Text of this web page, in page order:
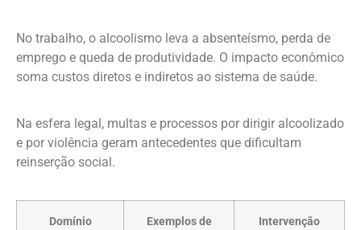
No trabalho, o alcoolismo leva a absenteísmo, perda de
emprego e queda de produtividade. O impacto econômico
soma custos diretos e indiretos ao sistema de saúde.
Na esfera legal, multas e processos por dirigir alcoolizado
e por violência geram antecedentes que dificultam
reinserção social.
Domínio
Exemplos de
Intervenção